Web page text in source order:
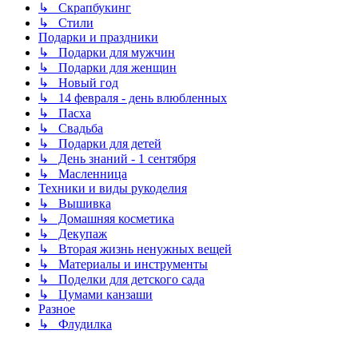
↳ Скрапбукинг
↳ Стили
Подарки и праздники
↳ Подарки для мужчин
↳ Подарки для женщин
↳ Новый год
↳ 14 февраля - день влюбленных
↳ Пасха
↳ Свадьба
↳ Подарки для детей
↳ День знаний - 1 сентября
↳ Масленница
Техники и виды рукоделия
↳ Вышивка
↳ Домашняя косметика
↳ Декупаж
↳ Вторая жизнь ненужных вещей
↳ Материалы и инструменты
↳ Поделки для детского сада
↳ Цумами канзаши
Разное
↳ Флудилка